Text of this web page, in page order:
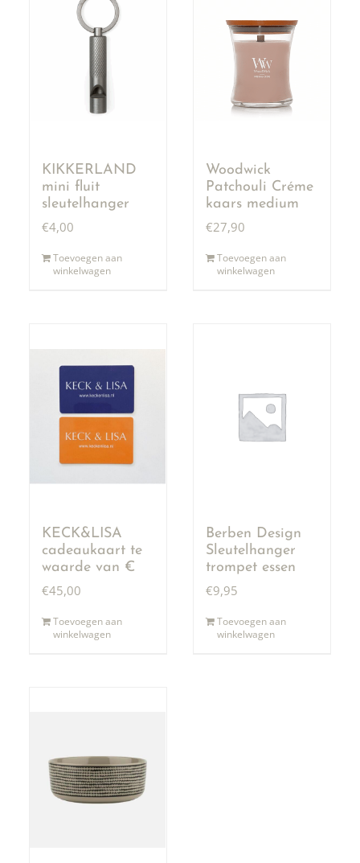
KIKKERLAND
mini fluit
sleutelhanger
€4,00
Toevoegen aan
winkelwagen
Woodwick
Patchouli Créme
kaars medium
€27,90
Toevoegen aan
winkelwagen
KECK&LISA
cadeaukaart te
waarde van €
50,00
€45,00
Toevoegen aan
winkelwagen
Berben Design
Sleutelhanger
trompet essen
€9,95
Toevoegen aan
winkelwagen